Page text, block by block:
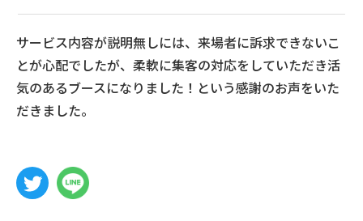
サービス内容が説明無しには、来場者に訴求できないこ
とが心配でしたが、柔軟に集客の対応をしていただき活
気のあるブースになりました！という感謝のお声をいた
だきました。